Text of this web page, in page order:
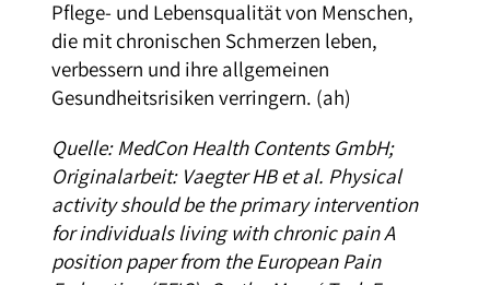
Pflege- und Lebensqualität von Menschen,
die mit chronischen Schmerzen leben,
verbessern und ihre allgemeinen
Gesundheitsrisiken verringern. (ah)
Quelle: MedCon Health Contents GmbH;
Originalarbeit: Vaegter HB et al. Physical
activity should be the primary intervention
for individuals living with chronic pain A
position paper from the European Pain